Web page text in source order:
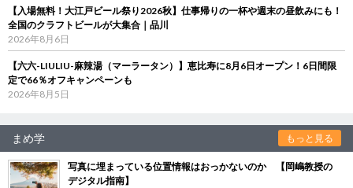
【入場無料！大江戸ビール祭り2026秋】仕事帰りの一杯や週末の昼飲みにも！
全国のクラフトビールが大集合｜品川
2026年8月6日
【六六-LIULIU-麻辣湯（マーラータン）】恵比寿に8月6日オープン！6日間限
定で66％オフキャンペーンも
2026年8月5日
まめ学 もっと見る
写真に埋まっている位置情報はおっかないのか 【岡嶋教授の
デジタル指南】